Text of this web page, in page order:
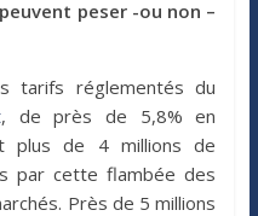
peser -ou non –
tarifs réglementés du
, de près de 5,8% en
plus de 4 millions de
par cette flambée des
Près de 5 millions